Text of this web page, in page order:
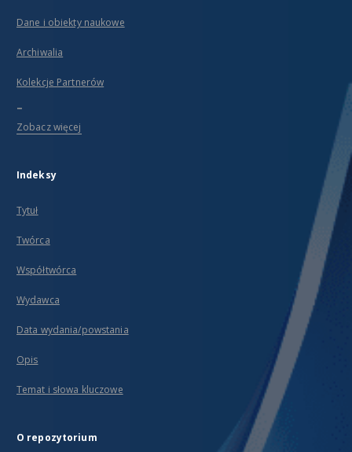
Dane i obiekty naukowe
Archiwalia
Kolekcje Partnerów
...
Zobacz więcej
Indeksy
Tytuł
Twórca
Współtwórca
Wydawca
Data wydania/powstania
Opis
Temat i słowa kluczowe
O repozytorium